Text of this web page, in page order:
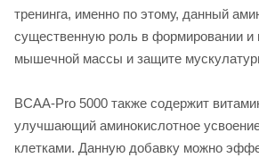
тренинга, именно по этому, данный
существенную роль в формировании и
мышечной массы и защите
BCAA-Pro 5000 также содержит
улучшающий аминокислотное
клетками. Данную добавку можно